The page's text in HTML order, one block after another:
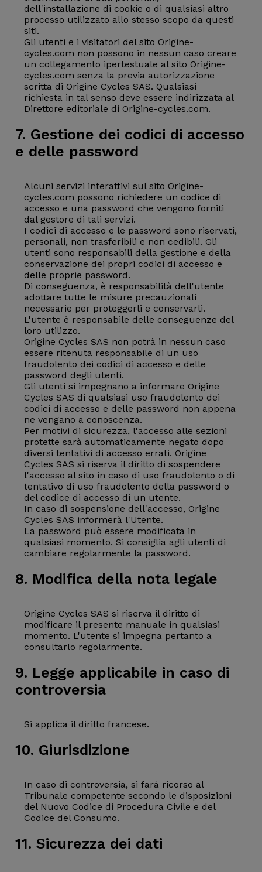
dell'installazione di cookie o di qualsiasi altro
processo utilizzato allo stesso scopo da questi
siti.
Gli utenti e i visitatori del sito Origine-
cycles.com non possono in nessun caso creare
un collegamento ipertestuale al sito Origine-
cycles.com senza la previa autorizzazione
scritta di Origine Cycles SAS. Qualsiasi
richiesta in tal senso deve essere indirizzata al
Direttore editoriale di Origine-cycles.com.
7. Gestione dei codici di accesso
e delle password
Alcuni servizi interattivi sul sito Origine-
cycles.com possono richiedere un codice di
accesso e una password che vengono forniti
dal gestore di tali servizi.
I codici di accesso e le password sono riservati,
personali, non trasferibili e non cedibili. Gli
utenti sono responsabili della gestione e della
conservazione dei propri codici di accesso e
delle proprie password.
Di conseguenza, è responsabilità dell'utente
adottare tutte le misure precauzionali
necessarie per proteggerli e conservarli.
L'utente è responsabile delle conseguenze del
loro utilizzo.
Origine Cycles SAS non potrà in nessun caso
essere ritenuta responsabile di un uso
fraudolento dei codici di accesso e delle
password degli utenti.
Gli utenti si impegnano a informare Origine
Cycles SAS di qualsiasi uso fraudolento dei
codici di accesso e delle password non appena
ne vengano a conoscenza.
Per motivi di sicurezza, l'accesso alle sezioni
protette sarà automaticamente negato dopo
diversi tentativi di accesso errati. Origine
Cycles SAS si riserva il diritto di sospendere
l'accesso al sito in caso di uso fraudolento o di
tentativo di uso fraudolento della password o
del codice di accesso di un utente.
In caso di sospensione dell'accesso, Origine
Cycles SAS informerà l'Utente.
La password può essere modificata in
qualsiasi momento. Si consiglia agli utenti di
cambiare regolarmente la password.
8. Modifica della nota legale
Origine Cycles SAS si riserva il diritto di
modificare il presente manuale in qualsiasi
momento. L'utente si impegna pertanto a
consultarlo regolarmente.
9. Legge applicabile in caso di
controversia
Si applica il diritto francese.
10. Giurisdizione
In caso di controversia, si farà ricorso al
Tribunale competente secondo le disposizioni
del Nuovo Codice di Procedura Civile e del
Codice del Consumo.
11. Sicurezza dei dati